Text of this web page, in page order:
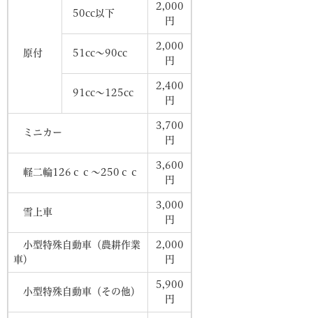
原付
50cc以下
2,000
円
51cc～90cc
2,000
円
91cc～125cc
2,400
円
ミニカー
3,700
円
軽二輪126ｃｃ～250ｃｃ
3,600
円
雪上車
3,000
円
小型特殊自動車（農耕作業
車）
2,000
円
小型特殊自動車（その他）
5,900
円